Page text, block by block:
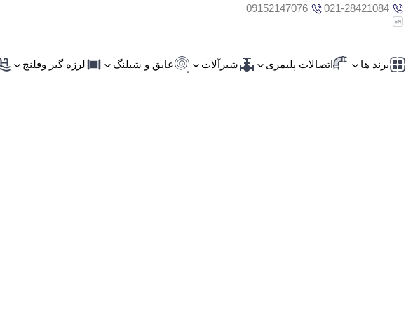
021-28421084
09152147076
برند ها اتصالات پلیمری شیرآلات عایق و شیلنگ لرزه گیر وفلنج